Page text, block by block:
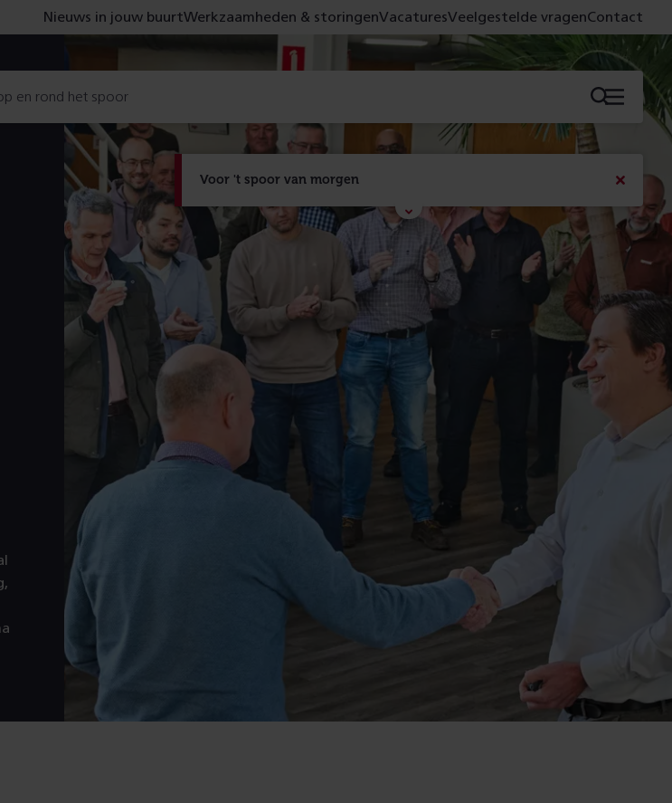
Voor 't spoor van morgen
Met de campagne 'Voor 't spoor naar morgen' laten
we zien wat er vandaag gebeurt en wat dat -
figuurlijk gezien - morgen oplevert.
Lees meer
sluiten
Nieuws in jouw buurtWerkzaamheden & storingenVacaturesVeelgestelde vragenContact
en rond het spoor Menu